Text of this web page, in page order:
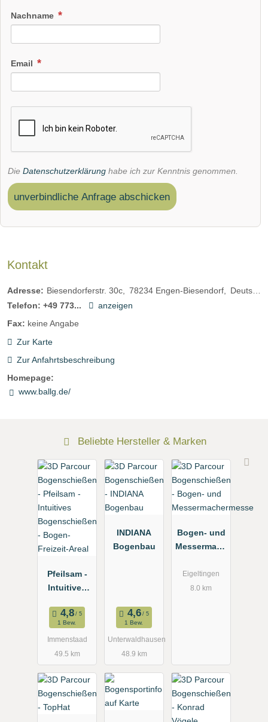
Nachname
Email
Die Datenschutzerklärung habe ich zur Kenntnis genommen.
unverbindliche Anfrage abschicken
Kontakt
Adresse: Biesendorferstr. 30c 78234 Engen-Biesendorf
Deutschland
Telefon: +49 773...
anzeigen
Fax: keine Angabe
Zur Karte
Zur Anfahrtsbeschreibung
Homepage:
www.ballg.de/
Beliebte Hersteller & Marken
Pfeilsam -
Intuitives
ßen -
Bogen-
Freizeit-
Areal
1 Bew.
Immenstaad
49.5 km
INDIANA
Bogenbau
1 Bew.
Unterwaldhausen
48.9 km
Bogen- und
Messermach
Eigeltingen
8.0 km